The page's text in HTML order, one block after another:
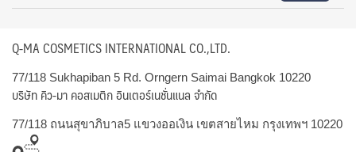
Q-MA COSMETICS INTERNATIONAL CO.,LTD.
77/118 Sukhapiban 5 Rd. Orngern Saimai Bangkok 10220
บริษัท คิว-มา คอสเมติก อินเตอร์เนชั่นแนล จำกัด
77/118 ถนนสุขาภิบาล5 แขวงออเงิน เขตสายไหม กรุงเทพฯ 10220